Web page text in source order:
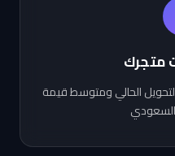
متجرك
الحالي ومتوسط قيمة
السعودي